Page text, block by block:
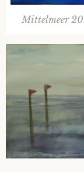
Mittelmeer